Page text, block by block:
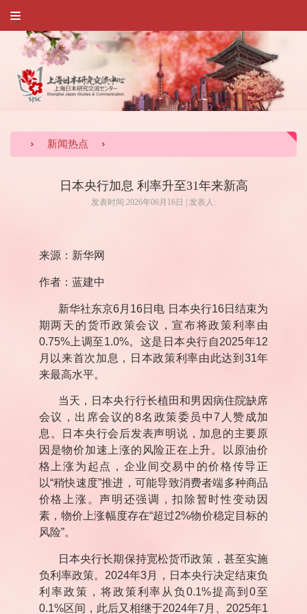
新闻热点
日本央行加息 利率升至31年来新高
发表时间:2026年06月16日 | 发表人:
来源：新华网
作者：蓝建中
新华社东京6月 16日电 日本央行16日结束为
期两天的货币政策会议，宣布将政策利率由
0.75%上调至1.0%。这是日本央行自2025年12
月以来首次加息，日本政策利率由此达到 31年
来最高水平。
当天，日本央行行长植田和男因病住院缺席
会议，出席会议的8名政策委员中7 人赞成加
息。日本央行会后发表声明说，加息的主要原
因是物价加速上涨的风险正在上升。以原油价
格上涨为起点，企业间交易中的价格传导正
以“稍快速度”推进，可能导致消费者端多种商品
价格上涨。声明还强调，扣除暂时性变动因
素，物价上涨幅度存在“超过2%物价稳定目标的
风险”。
日本央行长期保持宽松货币政策，甚至实施
负利率政策。 2024年3月，日本央行决定结束负
利率政策，将政策利率从负0.1%提高到0至
0.1%区间，此后又相继于2024年7 月、 2025年1